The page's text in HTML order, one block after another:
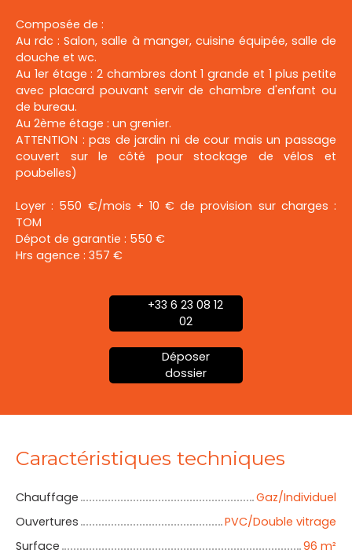
Composée de :
Au rdc : Salon, salle à manger, cuisine équipée, salle de
douche et wc.
Au 1er étage : 2 chambres dont 1 grande et 1 plus petite
avec placard pouvant servir de chambre d'enfant ou
de bureau.
Au 2ème étage : un grenier.
ATTENTION : pas de jardin ni de cour mais un passage
couvert sur le côté pour stockage de vélos et
poubelles)
Loyer : 550 €/mois + 10 € de provision sur charges :
TOM
Dépot de garantie : 550 €
Hrs agence : 357 €
+33 6 23 08 12
02
Déposer
dossier
Caractéristiques techniques
Chauffage
Gaz/Individuel
Ouvertures
PVC/Double vitrage
Surface
96 m²